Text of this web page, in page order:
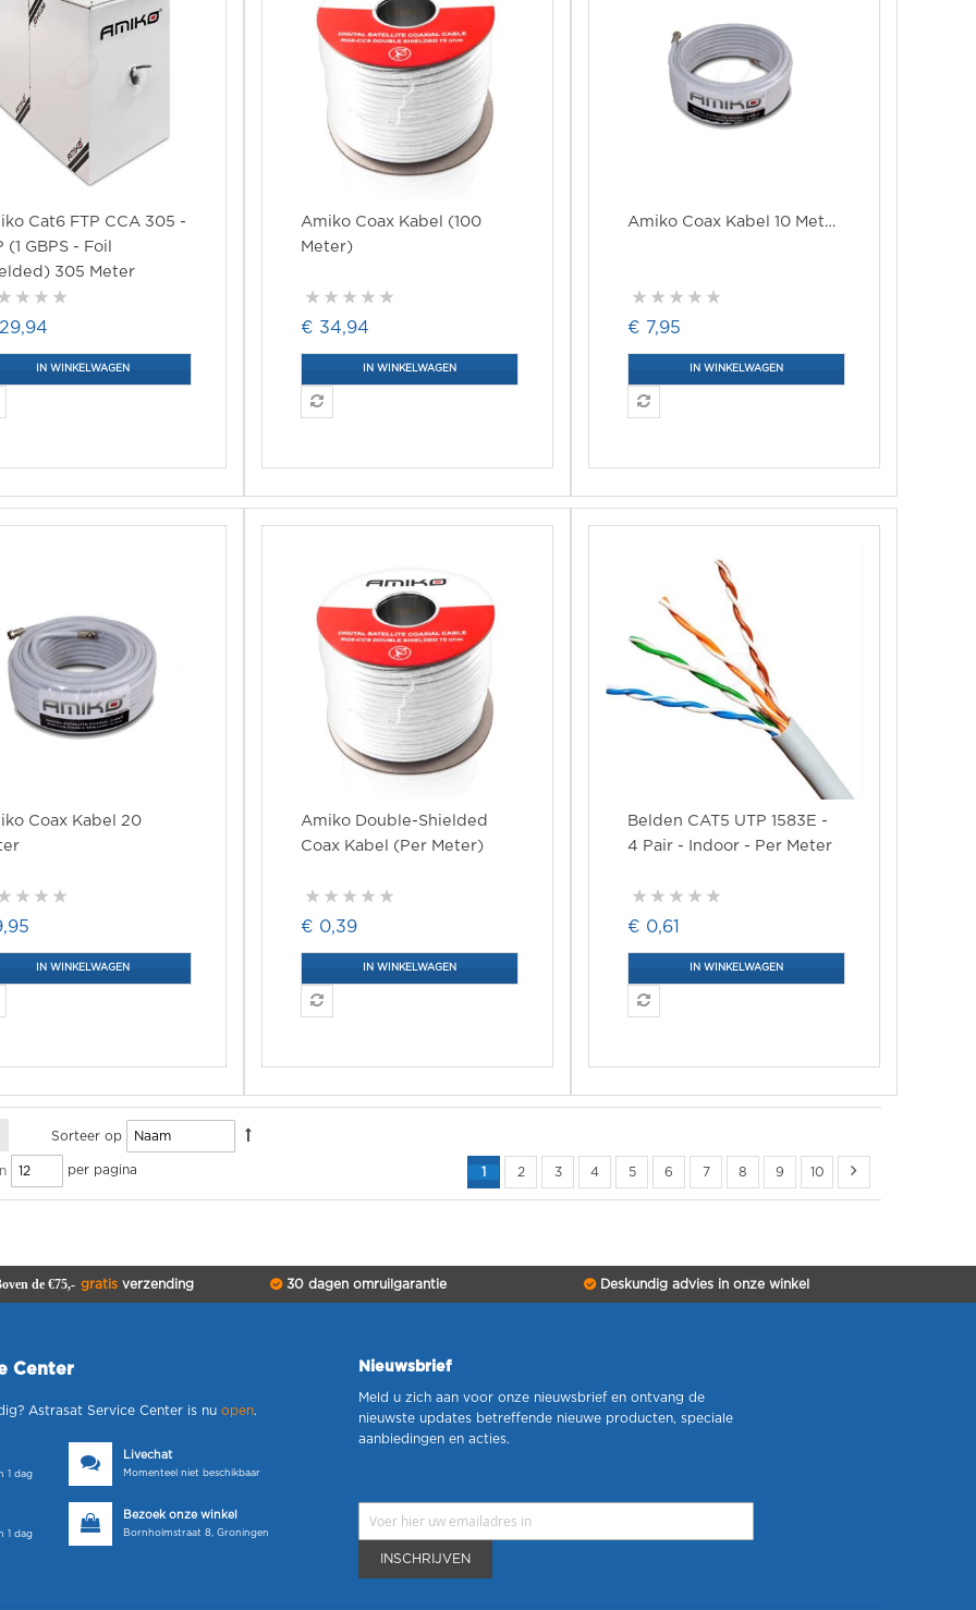
Cat6 FTP CCA 305 -
(1 GBPS - Foil
305 Meter
IN WINKELWAGEN
Amiko Coax Kabel (100
Meter)
€ 34,94
IN WINKELWAGEN
Amiko Coax Kabel 10 Meter
€ 7,95
IN WINKELWAGEN
Coax Kabel 20
IN WINKELWAGEN
Amiko Double-Shielded
Coax Kabel (per Meter)
€ 0,39
IN WINKELWAGEN
Belden CAT5 UTP 1583E -
4 Pair - Indoor - Per Meter
€ 0,61
IN WINKELWAGEN
Sorteer op
per pagina 1 2 3 4 5 6 7 8 9 10
de €75,- gratisverzending 30 dagen omruilgarantie Deskundig advies in onze winkel
Center
Astrasat Service Center is nu open.
1 dag
Livechat
Momenteel niet beschikbaar
1 dag
Bezoek onze winkel
Bornholmstraat 8, Groningen
Nieuwsbrief
Meld u zich aan voor onze nieuwsbrief en ontvang de
nieuwste updates betreffende nieuwe producten, speciale
aanbiedingen en acties.
INSCHRIJVEN